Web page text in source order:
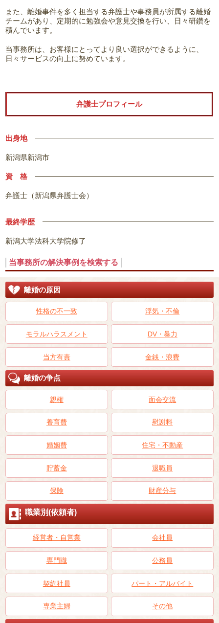
また、離婚事件を多く担当する弁護士や事務員が所属する離婚
チームがあり、定期的に勉強会や意見交換を行い、日々研鑽を
積んでいます。
当事務所は、お客様にとってより良い選択ができるように、
日々サービスの向上に努めています。
弁護士プロフィール
出身地
新潟県新潟市
資 格
弁護士（新潟県弁護士会）
最終学歴
新潟大学法科大学院修了
当事務所の解決事例を検索する
離婚の原因
性格の不一致 浮気・不倫
モラルハラスメント DV・暴力
当方有責 金銭・浪費
離婚の争点
親権 面会交流
養育費 慰謝料
婚姻費 住宅・不動産
貯蓄金 退職員
保険 財産分与
職業別(依頼者)
経営者・自営業 会社員
専門職 公務員
契約社員 パート・アルバイト
専業主婦 その他